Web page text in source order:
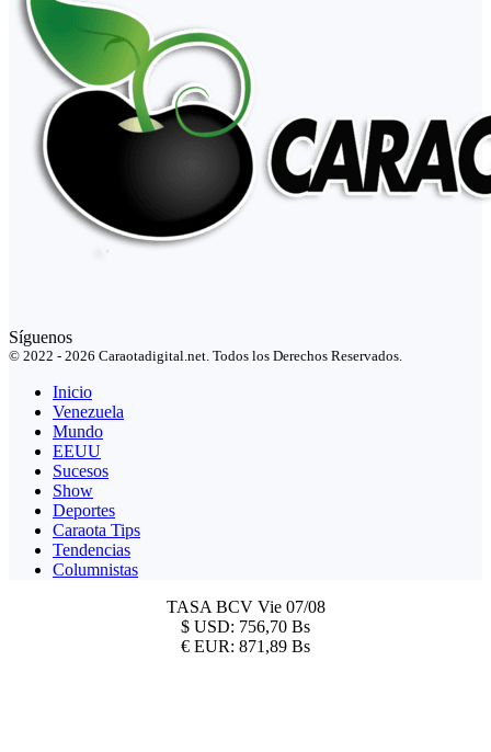
Síguenos
© 2022 - 2026 Caraotadigital.net. Todos los Derechos Reservados.
Inicio
Venezuela
Mundo
EEUU
Sucesos
Show
Deportes
Caraota Tips
Tendencias
Columnistas
TASA BCV Vie 07/08
$ USD: 756,70 Bs
€ EUR: 871,89 Bs